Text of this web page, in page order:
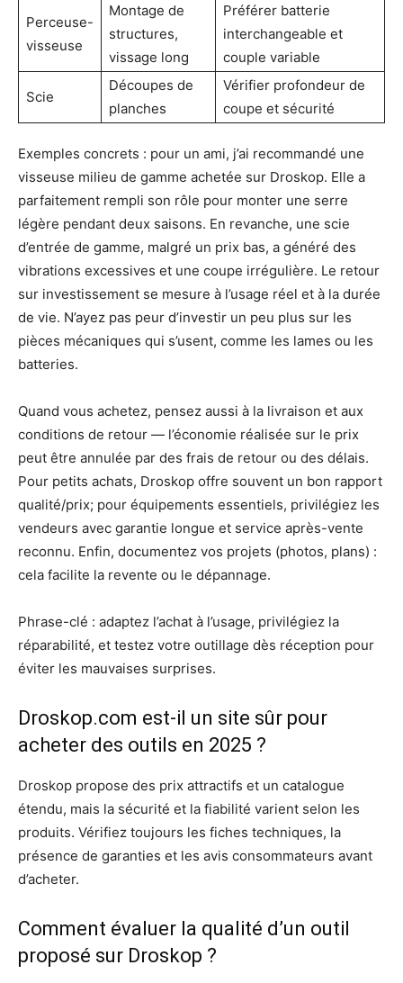
Perceuse-
visseuse
Montage de
structures,
vissage long
Préférer batterie
interchangeable et
couple variable
Scie
Découpes de
planches
Vérifier profondeur de
coupe et sécurité
Exemples concrets : pour un ami, j’ai recommandé une
visseuse milieu de gamme achetée sur Droskop. Elle a
parfaitement rempli son rôle pour monter une serre
légère pendant deux saisons. En revanche, une scie
d’entrée de gamme, malgré un prix bas, a généré des
vibrations excessives et une coupe irrégulière. Le retour
sur investissement se mesure à l’usage réel et à la durée
de vie. N’ayez pas peur d’investir un peu plus sur les
pièces mécaniques qui s’usent, comme les lames ou les
batteries.
Quand vous achetez, pensez aussi à la livraison et aux
conditions de retour — l’économie réalisée sur le prix
peut être annulée par des frais de retour ou des délais.
Pour petits achats, Droskop offre souvent un bon rapport
qualité/prix; pour équipements essentiels, privilégiez les
vendeurs avec garantie longue et service après-vente
reconnu. Enfin, documentez vos projets (photos, plans) :
cela facilite la revente ou le dépannage.
Phrase-clé : adaptez l’achat à l’usage, privilégiez la
réparabilité, et testez votre outillage dès réception pour
éviter les mauvaises surprises.
Droskop.com est-il un site sûr pour
acheter des outils en 2025 ?
Droskop propose des prix attractifs et un catalogue
étendu, mais la sécurité et la fiabilité varient selon les
produits. Vérifiez toujours les fiches techniques, la
présence de garanties et les avis consommateurs avant
d’acheter.
Comment évaluer la qualité d’un outil
proposé sur Droskop ?